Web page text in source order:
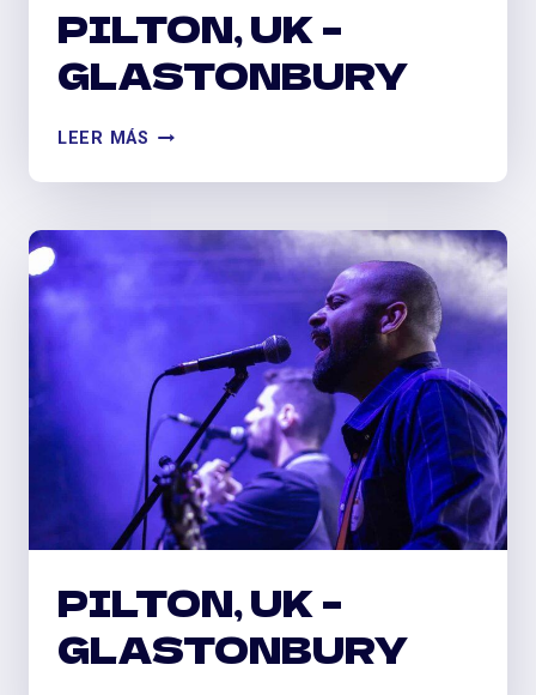
PILTON, UK –
GLASTONBURY
LEER MÁS PILTON,
–
PILTON, UK –
GLASTONBURY